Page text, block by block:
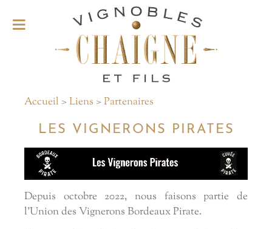
Accueil > Liens > Partenaires
LES VIGNERONS PIRATES
Depuis octobre 2022, nous faisons partie de
l'Union des Vignerons Bordeaux Pirate.